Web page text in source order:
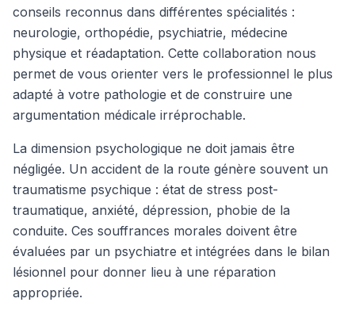
conseils reconnus dans différentes spécialités :
neurologie, orthopédie, psychiatrie, médecine
physique et réadaptation. Cette collaboration nous
permet de vous orienter vers le professionnel le plus
adapté à votre pathologie et de construire une
argumentation médicale irréprochable.
La dimension psychologique ne doit jamais être
négligée. Un accident de la route génère souvent un
traumatisme psychique : état de stress post-
traumatique, anxiété, dépression, phobie de la
conduite. Ces souffrances morales doivent être
évaluées par un psychiatre et intégrées dans le bilan
lésionnel pour donner lieu à une réparation
appropriée.